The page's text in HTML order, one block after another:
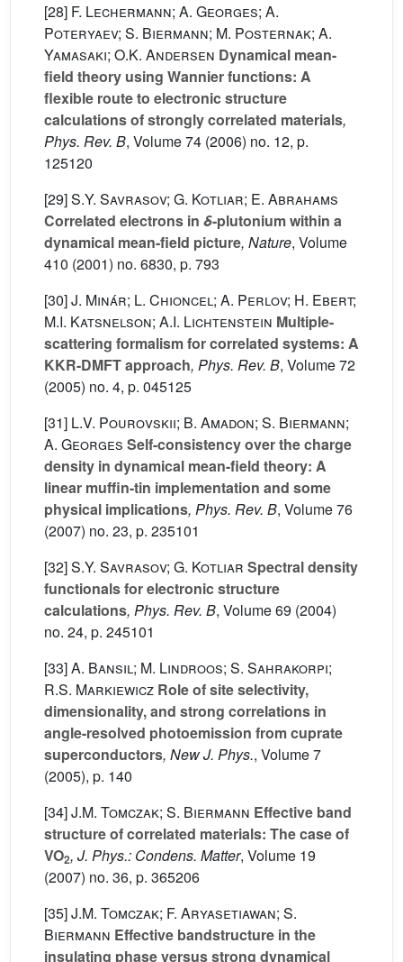
[28] F. Lechermann; A. Georges; A.
Poteryaev; S. Biermann; M. Posternak; A.
Yamasaki; O.K. Andersen Dynamical mean-
field theory using Wannier functions: A
flexible route to electronic structure
calculations of strongly correlated materials,
Phys. Rev. B, Volume 74 (2006) no. 12, p.
125120
[29]S.Y. Savrasov; G. Kotliar; E. Abrahams
Correlated electrons in δ-plutonium within a
dynamical mean-field picture, Nature, Volume
410 (2001) no. 6830, p. 793
[30]J. Minár; L. Chioncel; A. Perlov; H. Ebert;
M.I. Katsnelson; A.I. Lichtenstein Multiple-
scattering formalism for correlated systems: A
KKR-DMFT approach, Phys. Rev. B, Volume 72
(2005) no. 4, p. 045125
[31] L.V. Pourovskii; B. Amadon; S. Biermann;
A. Georges Self-consistency over the charge
density in dynamical mean-field theory: A
linear muffin-tin implementation and some
physical implications, Phys. Rev. B, Volume 76
(2007) no. 23, p. 235101
[32]S.Y. Savrasov; G. Kotliar Spectral density
functionals for electronic structure
calculations, Phys. Rev. B, Volume 69 (2004)
no. 24, p. 245101
[33]A. Bansil; M. Lindroos; S. Sahrakorpi;
R.S. Markiewicz Role of site selectivity,
dimensionality, and strong correlations in
angle-resolved photoemission from cuprate
superconductors, New J. Phys., Volume 7
(2005), p. 140
[34]J.M. Tomczak; S. Biermann Effective band
structure of correlated materials: The case of
VO2, J. Phys.: Condens. Matter, Volume 19
(2007) no. 36, p. 365206
[35]J.M. Tomczak; F. Aryasetiawan; S.
Biermann Effective bandstructure in the
insulating phase versus strong dynamical